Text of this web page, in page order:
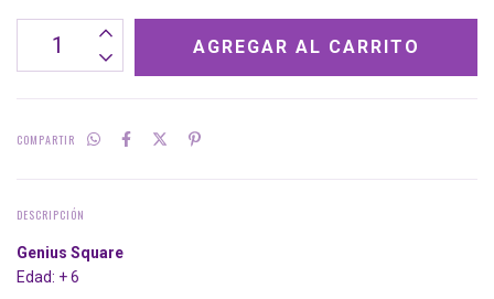
COMPARTIR
DESCRIPCIÓN
Genius Square
Edad: + 6